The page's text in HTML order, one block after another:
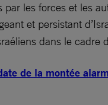
les forces et les
et persistant
dans le cadre
de la montée